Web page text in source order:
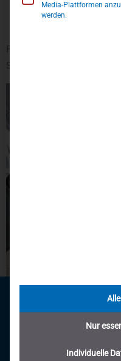
Media-Plattformen
werden.
Nur
Individuelle